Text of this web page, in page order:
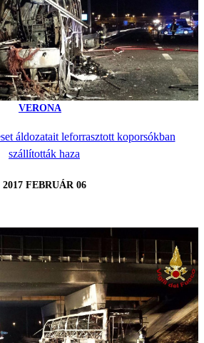
VERONA
áldozatait leforrasztott koporsókban
szállították haza
2017 FEBRUÁR 06